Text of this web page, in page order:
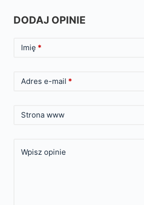
DODAJ OPINIE
Imię *
Adres e-mail *
Strona www
Wpisz opinie